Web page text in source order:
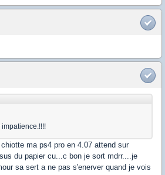
ma ps4 pro en 4.07 attend sur
du papier cu...c bon je sort mdrr....je
sa sert a ne pas s'enerver quand je vois